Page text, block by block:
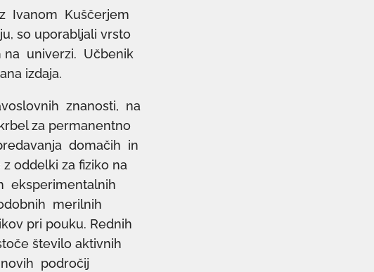
Ivanom Kuščerjem
so uporabljali vrsto
na univerzi. Učbenik
izdaja.
znanosti, na
za permanentno
domačih in
oddelki za fiziko na
eksperimentalnih
merilnih
pri pouku. Rednih
število aktivnih
področij